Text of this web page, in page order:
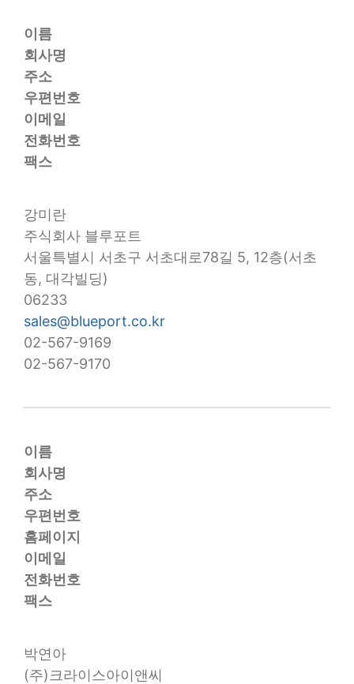
이름
회사명
주소
우편번호
이메일
전화번호
팩스
강미란
주식회사 블루포트
서울특별시 서초구 서초대로78길 5, 12층(서초
동, 대각빌딩)
06233
sales@blueport.co.kr
02-567-9169
02-567-9170
이름
회사명
주소
우편번호
홈페이지
이메일
전화번호
팩스
박연아
(주)크라이스아이앤씨